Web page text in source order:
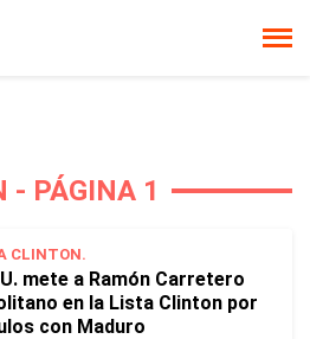
- PÁGINA 1
CLINTON.
mete a Ramón Carretero
en la Lista Clinton por
con Maduro